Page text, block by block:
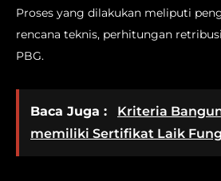
Proses yang dilakukan meliputi
rencana teknis, perhitungan
PBG.
Baca Juga :
Kriteria
memiliki Sertifikat Laik